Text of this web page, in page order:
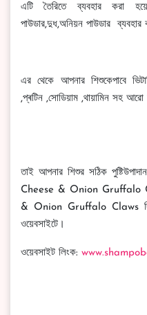
এটি তৈরিতে ব্যবহার করা
পাউডার,দুধ,অনিয়ন পাউডার ব্যবহার
এর থেকে আপনার শিশুকেপাবে
,প্ৰটিন ,সোডিয়াম ,থায়ামিন সহ আরো
তাই আপনার শিশুর সঠিক
Cheese & Onion Gruffalo
& Onion Gruffalo Claws
ওয়েবসাইটে।
ওয়েবসাইট লিংক: